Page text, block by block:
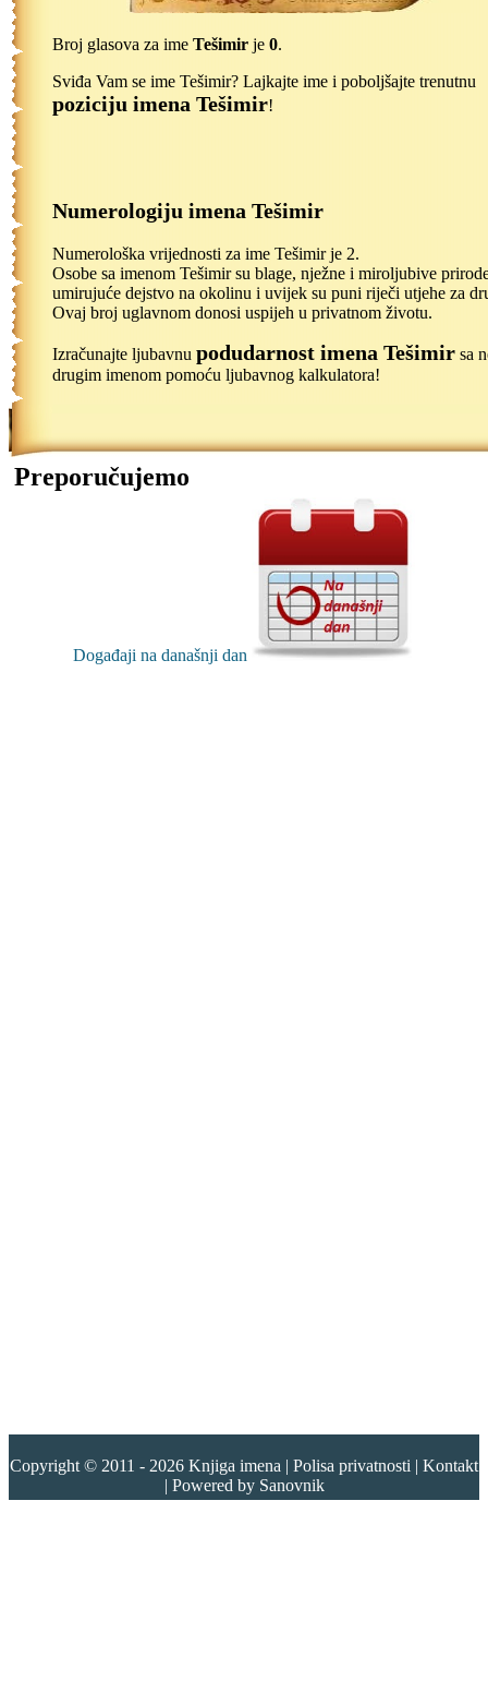
Broj glasova za ime Tešimir je 0.
Sviđa Vam se ime Tešimir? Lajkajte ime i poboljšajte trenutnu
poziciju imena Tešimir!
Numerologiju imena Tešimir
Numerološka vrijednosti za ime Tešimir je 2.
Osobe sa imenom Tešimir su blage, nježne i miroljubive
umirujuće dejstvo na okolinu i uvijek su puni riječi utjehe za
Ovaj broj uglavnom donosi uspijeh u privatnom životu.
Izračunajte ljubavnu podudarnost imena Tešimir sa
drugim imenom pomoću ljubavnog kalkulatora!
Preporučujemo
Događaji na današnji dan
Copyright © 2011 - 2026 Knjiga imena | Polisa privatnosti | Kontakt
| Powered by Sanovnik